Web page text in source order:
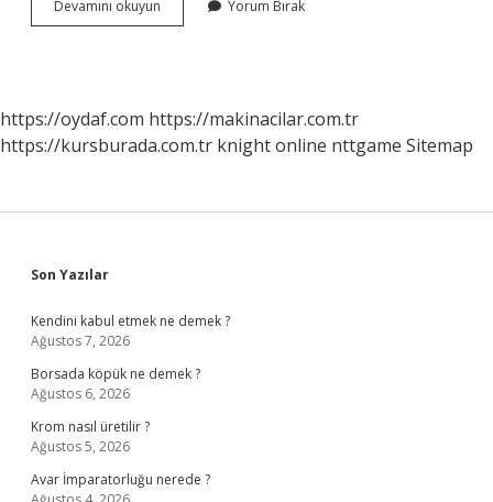
Devamını okuyun
Sınırında
Yorum Bırak
https://oydaf.com https://makinacilar.com.tr
https://kursburada.com.tr knight online nttgame Sitemap
Sidebar
Son Yazılar
Kendini kabul etmek ne demek ?
Ağustos 7, 2026
Borsada köpük ne demek ?
Ağustos 6, 2026
Krom nasıl üretilir ?
Ağustos 5, 2026
Avar İmparatorluğu nerede ?